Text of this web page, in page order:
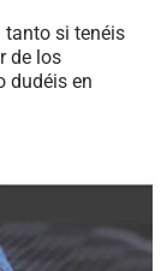
tanto si tenéis
de los
dudéis en